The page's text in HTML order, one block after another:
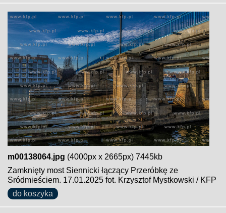
m00138064.jpg (4000px x 2665px) 7445kb
Zamknięty most Siennicki łączący Przeróbkę ze
Sródmieściem. 17.01.2025 fot. Krzysztof Mystkowski / KFP
do koszyka